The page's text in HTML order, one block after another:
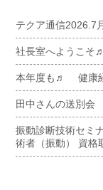
テクア通信2026.7
社長室へようこそ♬
本年度も♬ 健康
田中さんの送別
振動診断技術セミ
術者（振動） 資格